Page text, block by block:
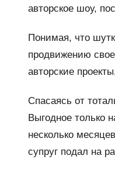
авторское шоу,
Понимая, что
продвижению
авторские
Спасаясь от
Выгодное только
несколько
супруг подал на